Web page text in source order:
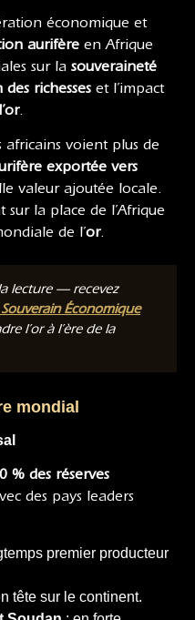
économique et
aurifère en Afrique
sur la souveraineté
richesses et l’impact
.
africains voient plus de
exportée vers
valeur ajoutée locale.
la place de l’Afrique
de l’or.
lecture — recevez
Économique
l’or à l’ère de la
mondial
% des réserves
des pays leaders
premier producteur
tête sur le continent.